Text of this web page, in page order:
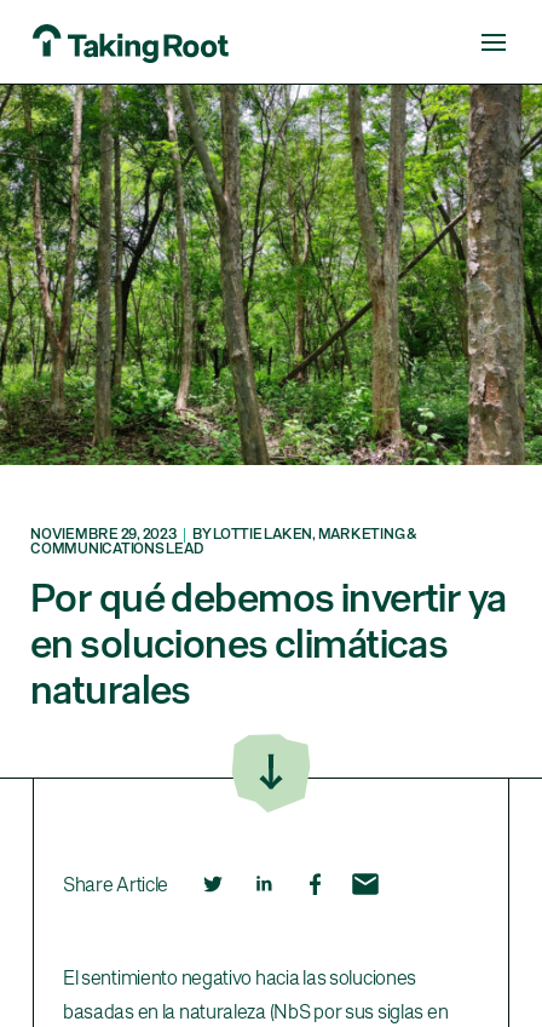
NOVIEMBRE 29, 2023 | BY LOTTIE LAKEN, MARKETING &
COMMUNICATIONS LEAD
Por qué debemos invertir ya
en soluciones climáticas
naturales
Share Article
El sentimiento negativo hacia las soluciones
basadas en la naturaleza (NbS por sus siglas en